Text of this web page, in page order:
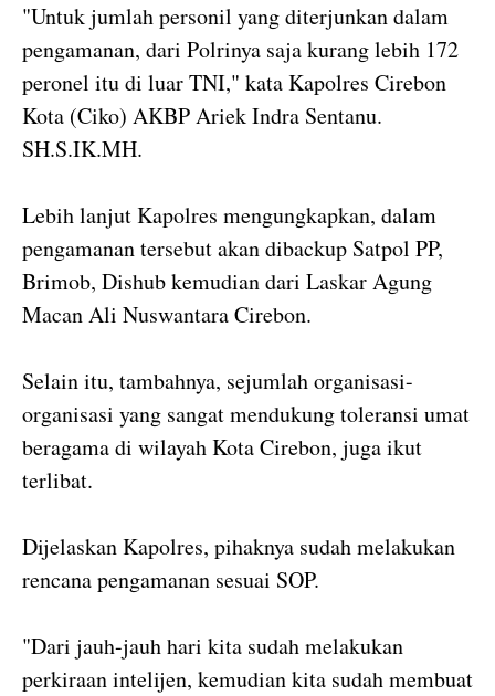
"Untuk jumlah personil yang diterjunkan dalam
pengamanan, dari Polrinya saja kurang lebih 172
peronel itu di luar TNI," kata Kapolres Cirebon
Kota (Ciko) AKBP Ariek Indra Sentanu.
SH.S.IK.MH.
Lebih lanjut Kapolres mengungkapkan, dalam
pengamanan tersebut akan dibackup Satpol PP,
Brimob, Dishub kemudian dari Laskar Agung
Macan Ali Nuswantara Cirebon.
Selain itu, tambahnya, sejumlah organisasi-
organisasi yang sangat mendukung toleransi umat
beragama di wilayah Kota Cirebon, juga ikut
terlibat.
Dijelaskan Kapolres, pihaknya sudah melakukan
rencana pengamanan sesuai SOP.
"Dari jauh-jauh hari kita sudah melakukan
perkiraan intelijen, kemudian kita sudah membuat